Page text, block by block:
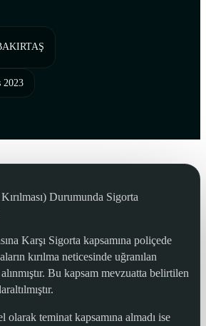
2023
Durumunda Sigorta
Karşı Sigorta kapsamına poliçede
kırılma neticesinde uğranılan
Bu kapsam mevzuatta belirtilen
olarak teminat kapsamına almadı ise